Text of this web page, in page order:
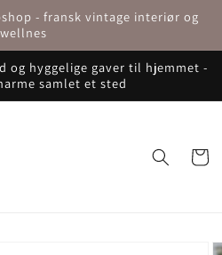
- fransk vintage interiør og
wellnes
og hyggelige gaver til hjemmet -
samlet et sted